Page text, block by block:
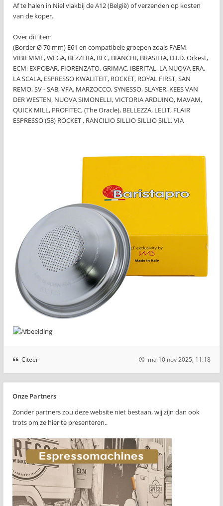
Af te halen in Niel vlakbij de A12 (België) of verzenden op kosten
van de koper.
Over dit item
(Border Ø 70 mm) E61 en compatibele groepen zoals FAEM,
VIBIEMME, WEGA, BEZZERA, BFC, BIANCHI, BRASILIA, D.I.D. Orkest,
ECM, EXPOBAR, FIORENZATO, GRIMAC, IBERITAL, LA NUOVA ERA,
LA SCALA, ESPRESSO KWALITEIT, ROCKET, ROYAL FIRST, SAN
REMO, SV - SAB, VFA. MARZOCCO, SYNESSO, SLAYER, KEES VAN
DER WESTEN, NUOVA SIMONELLI, VICTORIA ARDUINO, MAVAM,
QUICK MILL, PROFITEC, (The Oracle), BELLEZZA, LELIT, FLAIR
ESPRESSO (58) ROCKET , RANCILIO SILLIO SILLIO SILL. VIA
Citeer ma 10 nov 2025, 11:18
Onze Partners
Zonder partners zou deze website niet bestaan, wij zijn dan ook
trots om ze hier te presenteren..